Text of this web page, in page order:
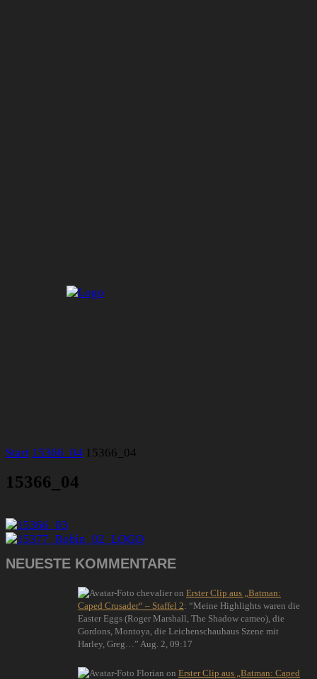
Start 15366_04 15366_04
15366_04
NEUESTE KOMMENTARE
chevalier on Erster Clip aus „Batman:
Caped Crusader“ – Staffel 2: “Meine Highlights waren die
Easter Eggs (Roger Marshall, The Shadow cameo), die
Gordons, Montoya, die Leichenschauhaus Szene mit
Harley, Greg… ” Aug. 2, 09:17
Florian on Erster Clip aus „Batman: Caped